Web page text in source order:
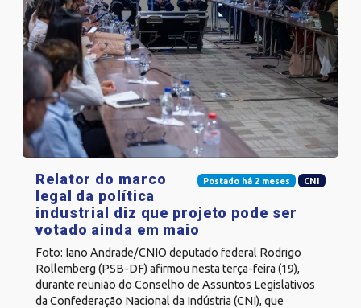
Postado há 2 meses CNI
Relator do marco
legal da política
industrial diz que projeto pode ser
votado ainda em maio
Foto: Iano Andrade/CNIO deputado federal Rodrigo
Rollemberg (PSB-DF) afirmou nesta terça-feira (19),
durante reunião do Conselho de Assuntos Legislativos
da Confederação Nacional da Indústria (CNI), que